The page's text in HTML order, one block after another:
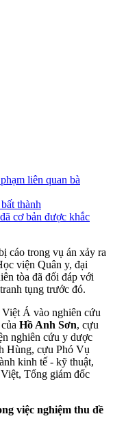
liên quan bà
thành
cơ bản được khắc
cáo trong vụ án xảy ra
viện Quân y, đại
tòa đã đối đáp với
tụng trước đó.
Á vào nghiên cứu
Hồ Anh Sơn, cựu
nghiên cứu y dược
Hùng, cựu Phó Vụ
kinh tế - kỹ thuật,
Tổng giám đốc
việc nghiệm thu đề